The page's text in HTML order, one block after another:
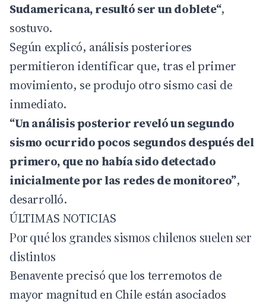
Sudamericana, resultó ser un doblete“,
sostuvo.
Según explicó, análisis posteriores
permitieron identificar que, tras el primer
movimiento, se produjo otro sismo casi de
inmediato.
“Un análisis posterior reveló un segundo
sismo ocurrido pocos segundos después del
primero, que no había sido detectado
inicialmente por las redes de monitoreo”,
desarrolló.
ÚLTIMAS NOTICIAS
Por qué los grandes sismos chilenos suelen ser
distintos
Benavente precisó que los terremotos de
mayor magnitud en Chile están asociados